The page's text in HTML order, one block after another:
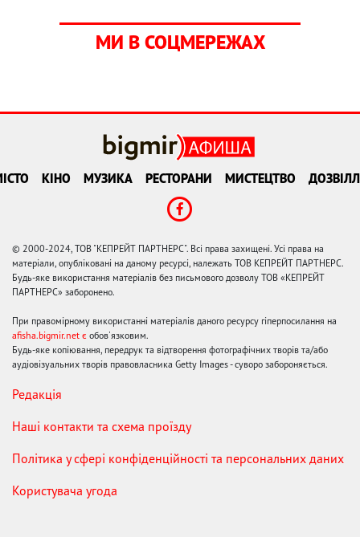
МИ В СОЦМЕРЕЖАХ
КІНО МУЗИКА РЕСТОРАНИ МИСТЕЦТВО
© 2000-2024, ТОВ "КЕПРЕЙТ ПАРТНЕРС". Всі права захищені. Усі права на
матеріали, опубліковані на даному ресурсі, належать ТОВ КЕПРЕЙТ ПАРТНЕРС.
Будь-яке використання матеріалів без письмового дозволу ТОВ «КЕПРЕЙТ
ПАРТНЕРС» заборонено.
При правомірному використанні матеріалів даного ресурсу гіперпосилання на
afisha.bigmir.net є обов'язковим.
Будь-яке копіювання, передрук та відтворення фотографічних творів та/або
аудіовізуальних творів правовласника Getty Images - суворо забороняється.
Редакція
Наші контакти та схема проїзду
Політика у сфері конфіденційності та персональних даних
Користувача угода